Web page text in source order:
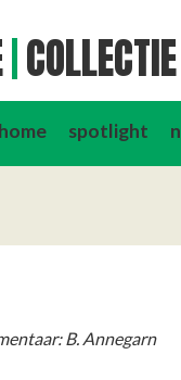
COLLECTIE
spotlight
B. Annegarn